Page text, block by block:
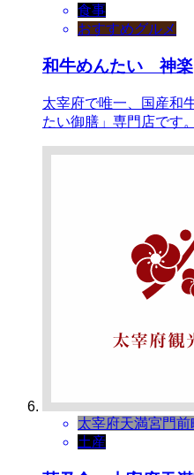
食事
おすすめグルメ
和牛めんたい 神楽
太宰府で唯一、国産和
たい御膳」専門店です。
太宰府天満宮門前
土産